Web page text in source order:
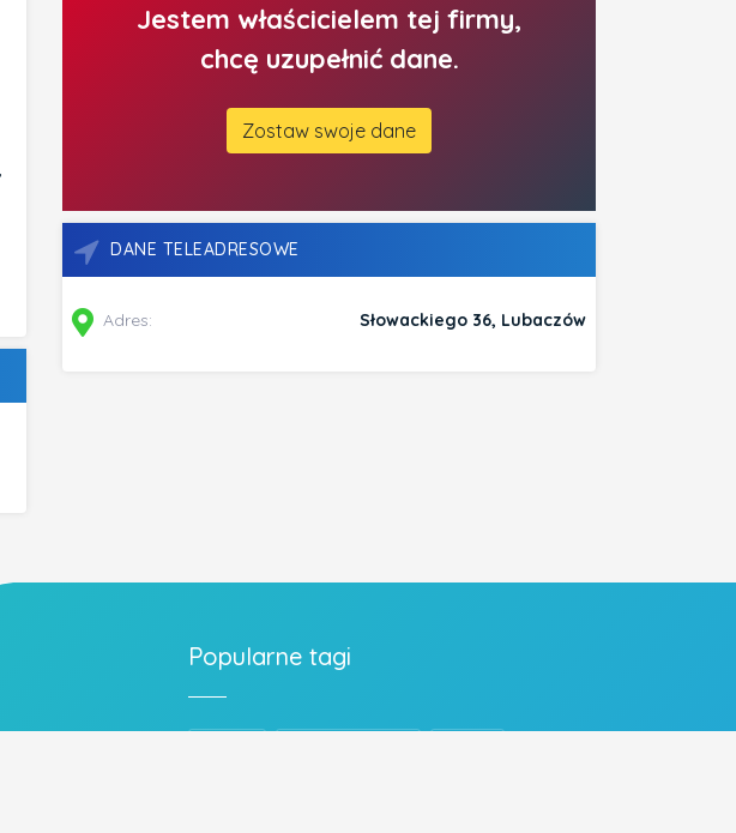
Jestem właścicielem tej firmy,
chcę uzupełnić dane.
Zostaw swoje dane
DANE TELEADRESOWE
Adres: Słowackiego 36, Lubaczów
Popularne tagi